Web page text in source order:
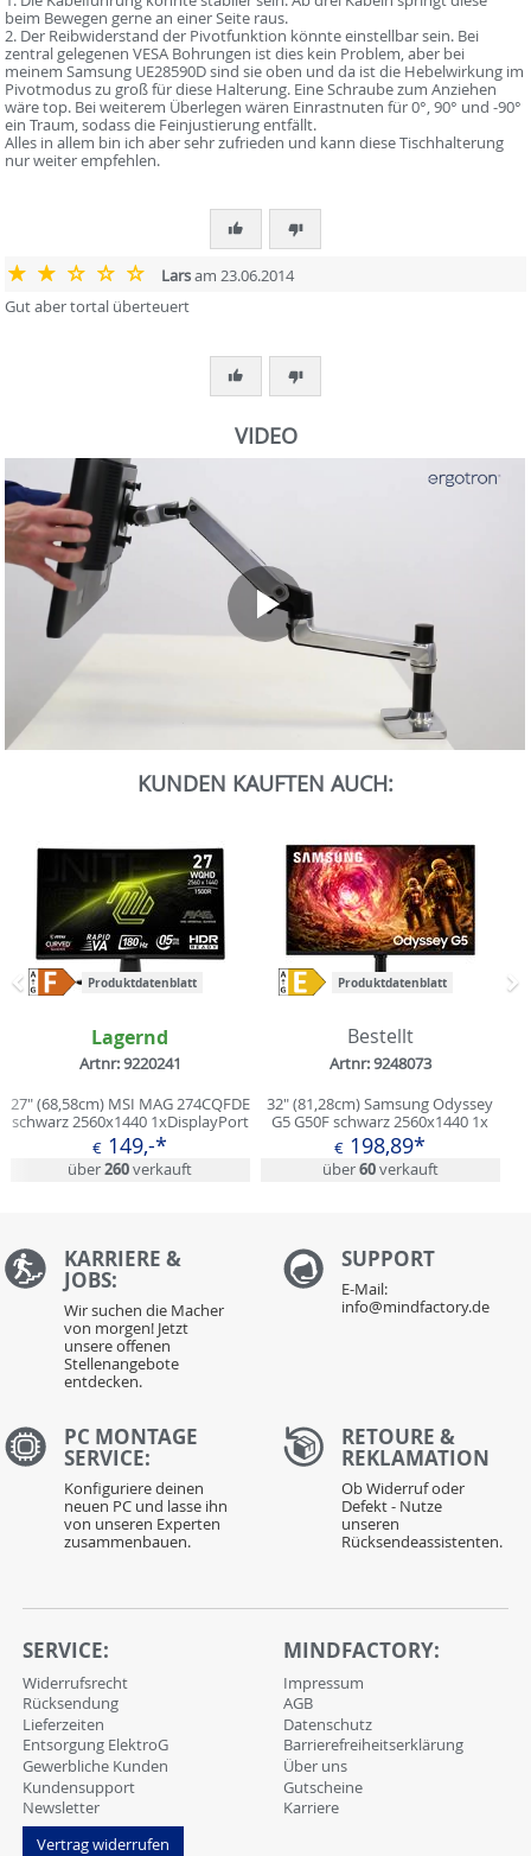
beim Bewegen gerne an einer Seite raus.
2. Der Reibwiderstand der Pivotfunktion könnte einstellbar sein. Bei
zentral gelegenen VESA Bohrungen ist dies kein Problem, aber bei
meinem Samsung UE28590D sind sie oben und da ist die Hebelwirkung im
Pivotmodus zu groß für diese Halterung. Eine Schraube zum Anziehen
wäre top. Bei weiterem Überlegen wären Einrastnuten für 0°, 90° und -90°
ein Traum, sodass die Feinjustierung entfällt.
Alles in allem bin ich aber sehr zufrieden und kann diese Tischhalterung
nur weiter empfehlen.
Larsam 23.06.2014
Gut aber tortal überteuert
VIDEO
KUNDEN KAUFTEN AUCH:
Produktdatenblatt
Lagernd
Artnr: 9220241
27" (68,58cm) MSI MAG 274CQFDE
schwarz 2560x1440 1xDisplayPort
1.4a / 2xHDMI 2.0
€ 149,-*
über260verkauft
Produktdatenblatt
Bestellt
Artnr: 9248073
32" (81,28cm) Samsung Odyssey
G5 G50F schwarz 2560x1440 1x
DisplayPort 1.2 / 1xHDMI 2.0
€ 198,89*
über60verkauft
Zurück
KARRIERE &
JOBS:
Wir suchen die Macher
von morgen! Jetzt
unsere offenen
Stellenangebote
entdecken.
SUPPORT
E-Mail:
info@mindfactory.de
PC MONTAGE
SERVICE:
Konfiguriere deinen
neuen PC und lasse ihn
von unseren Experten
zusammenbauen.
RETOURE &
REKLAMATION
Ob Widerruf oder
Defekt - Nutze
unseren
Rücksendeassistenten.
SERVICE:
Widerrufsrecht
Rücksendung
Lieferzeiten
Entsorgung ElektroG
Gewerbliche Kunden
Kundensupport
Newsletter
Vertrag widerrufen
MINDFACTORY:
Impressum
AGB
Datenschutz
Barrierefreiheitserklärung
Über uns
Gutscheine
Karriere